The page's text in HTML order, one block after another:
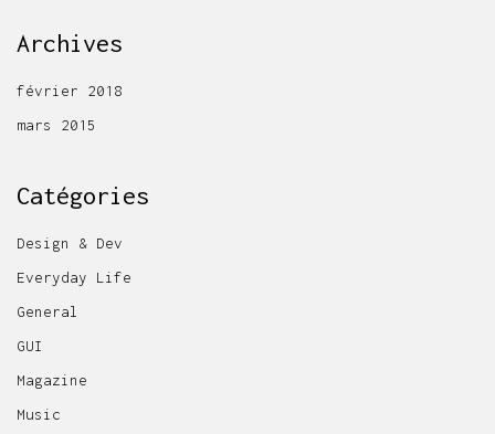
Archives
février 2018
mars 2015
Catégories
Design & Dev
Everyday Life
General
GUI
Magazine
Music